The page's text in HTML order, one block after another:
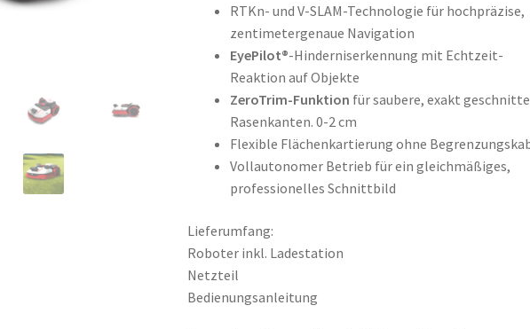
RTKn- und V-SLAM-Technologie für hochpräzise,
zentimetergenaue Navigation
EyePilot®-Hinderniserkennung mit Echtzeit-
Reaktion auf Objekte
ZeroTrim-Funktion für saubere, exakt
Rasenkanten. 0-2 cm
Flexible Flächenkartierung ohne
Vollautonomer Betrieb für ein gleichmäßiges,
professionelles Schnittbild
Lieferumfang:
Roboter inkl. Ladestation
Netzteil
Bedienungsanleitung